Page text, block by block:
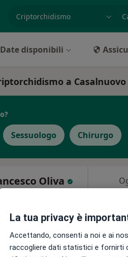
Date disponibili
a
Sessuologo Chirurgo
Oliva
Chirurgo
recensioni
8
La tua privacy è
Accettando, consenti a noi e ai
raccogliere dati statistici e fornirti